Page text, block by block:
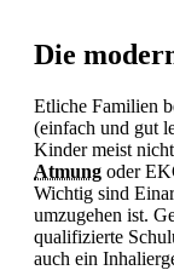
Die
Etliche Familien
(einfach und gut
Kinder meist
Atmung oder
Wichtig sind
umzugehen ist.
qualifizierte
auch ein